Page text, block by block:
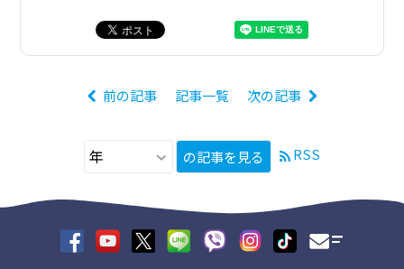
前の記事 記事一覧 次の記事
の記事を見る RSS